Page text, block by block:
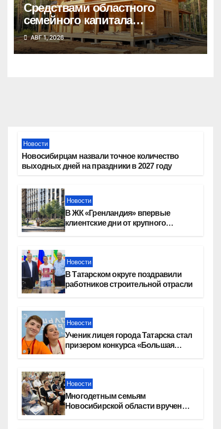
Средствами областного
семейного капитала
воспользовались почти 50
тысяч семей
АВГ 1, 2026
Новости
Новосибирцам назвали точное количество
выходных дней на праздники в 2027 году
Новости
В ЖК «Гренландия» впервые
клиентские дни от крупного
Новости
В Татарском округе поздравили
работников строительной отрасли
Новости
Ученик лицея города Татарска стал
призером конкурса «Большая
Новости
Многодетным семьям
Новосибирской области вручены